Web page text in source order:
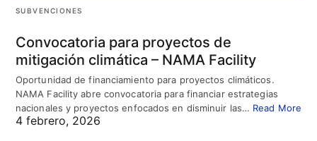
SUBVENCIONES
Convocatoria para proyectos de
mitigación climática – NAMA Facility
Oportunidad de financiamiento para proyectos climáticos.
NAMA Facility abre convocatoria para financiar estrategias
nacionales y proyectos enfocados en disminuir las… Read More
4 febrero, 2026